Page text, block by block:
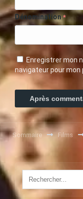
Dénomination*
Enregistrer mon
navigateur pour mon
Sommaire Films